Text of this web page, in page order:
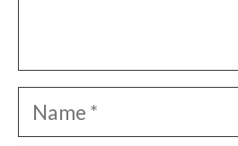
Name